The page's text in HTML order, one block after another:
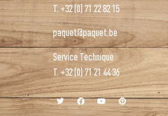
T. +32 (0) 71 22 82 15
paquet@paquet.be
Service Technique
T. +32 (0) 71 21 44 36